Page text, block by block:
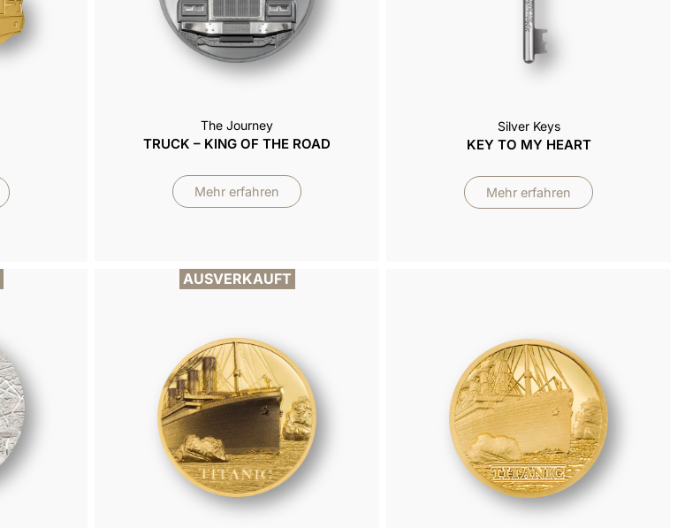
The Journey
TRUCK – KING OF THE ROAD
Mehr erfahren
Silver Keys
KEY TO MY HEART
Mehr erfahren
AUSVERKAUFT